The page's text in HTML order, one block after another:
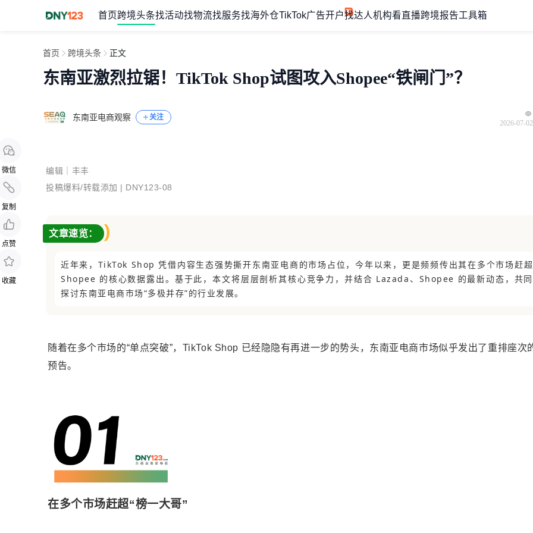
首页 跨境头条找活动找物流找服务找海外仓TikTok广告开户找达人机构看直播跨境报告工具箱
微信
复制
点赞
收藏
首页 跨境头条 正文
东南亚激烈拉锯！TikTok Shop试图攻入Shopee“铁闸门”？
东南亚电商观察 关注
2026-07-
编辑｜丰丰
投稿爆料/转载添加 | DNY123-08
文章速览：
近年来，TikTok Shop 凭借内容生态强势撕开东南亚电商的市场占位，今年以来，更是频频传出其在多个市场赶超
Shopee 的核心数据露出。基于此，本文将层层剖析其核心竞争力，并结合 Lazada、Shopee 的最新动态，共同
探讨东南亚电商市场“多极并存”的行业发展。
随着在多个市场的“单点突破”，TikTok Shop 已经隐隐有再进一步的势头，东南亚电商市场似乎发出了重排座次
预告。
在多个市场赶超“榜一大哥”